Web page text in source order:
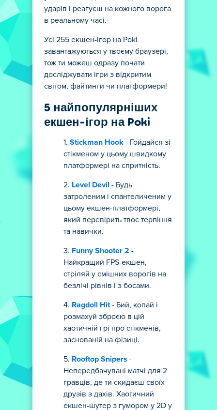
ударів і реагуєш на кожного ворога
в реальному часі.
Усі 255 екшен-ігор на Poki
завантажуються у твоєму браузері,
тож ти можеш одразу почати
досліджувати ігри з відкритим
світом, файтинги чи платформери!
5 найпопулярніших
екшен-ігор на Poki
Stickman Hook - Гойдайся зі
стікменом у цьому швидкому
платформері на спритність.
Level Devil - Будь
затроленим і спантеличеним у
цьому екшен-платформері,
який перевірить твоє терпіння
та навички.
Funny Shooter 2 -
Найкращий FPS-екшен,
стріляй у смішних ворогів на
безлічі рівнів і з босами.
Ragdoll Hit - Бий, копай і
розмахуй зброєю в цій
хаотичній грі про стікменів,
заснованій на фізиці.
Rooftop Snipers -
Непередбачувані матчі для 2
гравців, де ти скидаєш своїх
друзів з дахів. Хаотичний
екшен-шутер з гумором у 2D у